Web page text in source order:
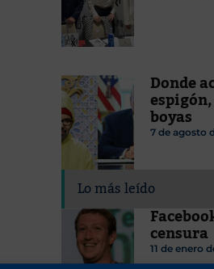
Donde
boyas
7 de agosto
Lo más leído
censura
11 de enero